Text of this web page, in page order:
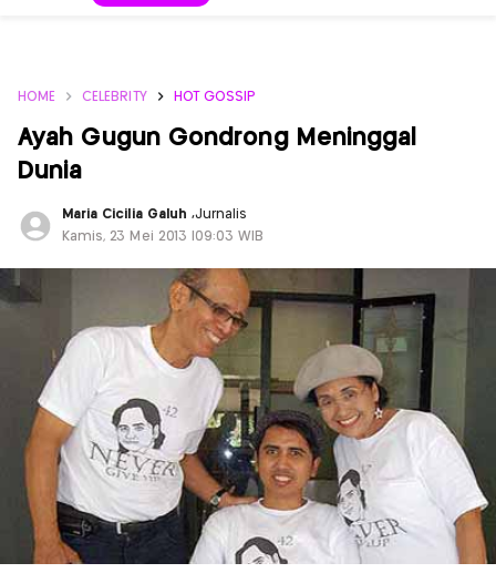
HOME CELEBRITY HOT GOSSIP
Ayah Gugun Gondrong Meninggal
Dunia
Maria Cicilia Galuh ,Jurnalis
Kamis, 23 Mei 2013 |09:03 WIB